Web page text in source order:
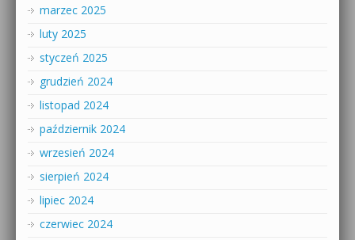
marzec 2025
luty 2025
styczeń 2025
grudzień 2024
listopad 2024
październik 2024
wrzesień 2024
sierpień 2024
lipiec 2024
czerwiec 2024